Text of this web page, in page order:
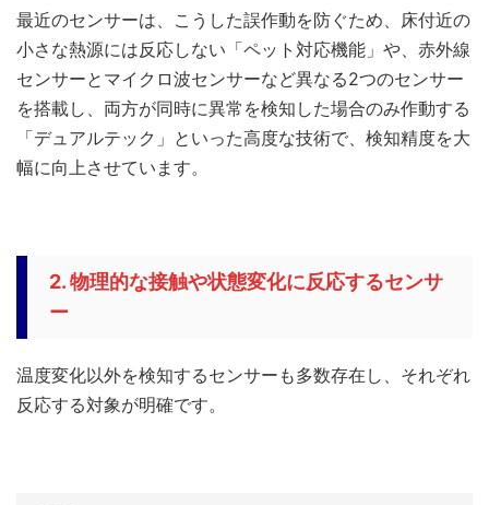
最近のセンサーは、こうした誤作動を防ぐため、床付近の
小さな熱源には反応しない「ペット対応機能」や、赤外線
センサーとマイクロ波センサーなど異なる2つのセンサー
を搭載し、両方が同時に異常を検知した場合のみ作動する
「デュアルテック」といった高度な技術で、検知精度を大
幅に向上させています。
2. 物理的な接触や状態変化に反応するセンサ
ー
温度変化以外を検知するセンサーも多数存在し、それぞれ
反応する対象が明確です。